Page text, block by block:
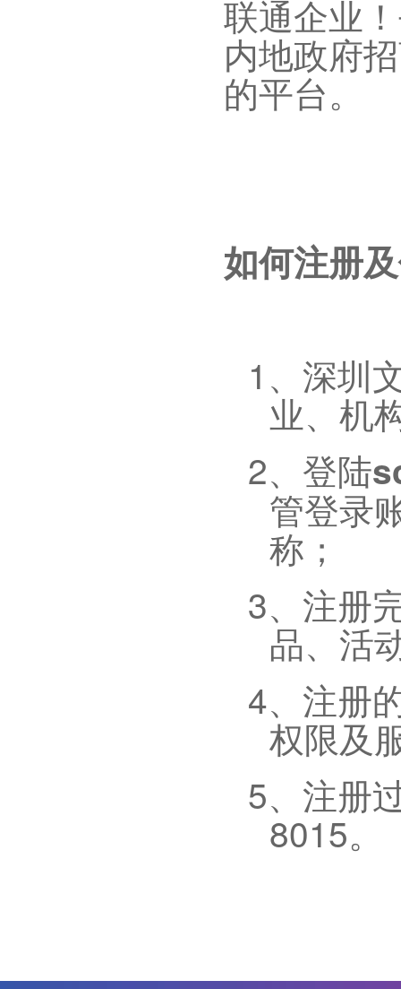
联通企业
内地政府
的平台。
如何注册
1、深圳
业、机
2、 登陆
管登录
称；
3、 注册
品、活
4、 注册
权限及
5、 注册
8015。